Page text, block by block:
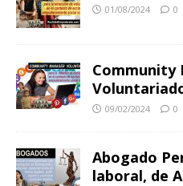
01/08/2024 0
Community
09/02/2024 0
Abogado
laboral, de